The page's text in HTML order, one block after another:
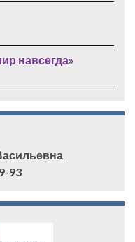
навсегда»
93